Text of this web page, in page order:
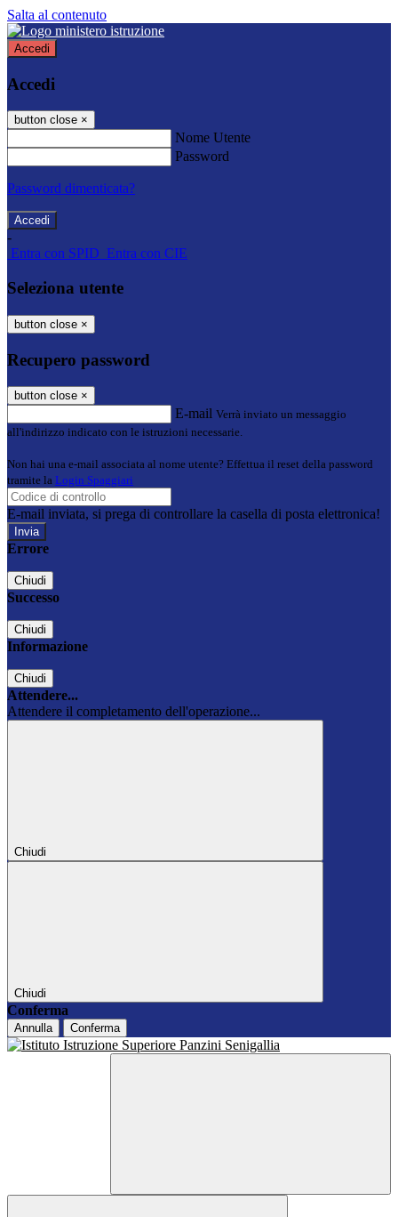
Salta al contenuto
Accedi
Accedi
button close ×
Nome Utente
Password
Password dimenticata?
-
Entra con SPID Entra con CIE
Seleziona utente
button close ×
Recupero password
button close ×
E-mail Verrà inviato un messaggio
all'indirizzo indicato con le istruzioni necessarie.
Non hai una e-mail associata al nome utente? Effettua il reset della password
tramite la Login Spaggiari
E-mail inviata, si prega di controllare la casella di posta elettronica!
Errore
Chiudi
Successo
Chiudi
Informazione
Chiudi
Attendere...
Attendere il completamento dell'operazione...
Chiudi
Chiudi
Conferma
Annulla Conferma